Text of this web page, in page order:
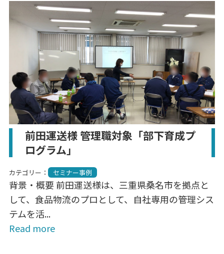
前田運送様 管理職対象「部下育成プ
ログラム」
カテゴリー： セミナー事例
背景・概要 前田運送様は、三重県桑名市を拠点と
して、食品物流のプロとして、自社専用の管理シス
テムを活...
Read more